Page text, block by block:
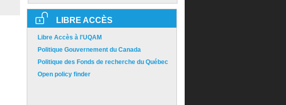
LIBRE ACCÈS
Libre Accès à l'UQAM
Politique Gouvernement du Canada
Politique des Fonds de recherche du Québec
Open policy finder